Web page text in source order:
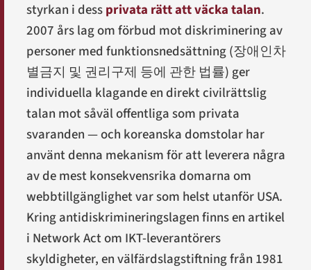
styrkan i dessprivata rätt att väcka talan.
2007 års lag om förbud mot diskriminering av
personer med funktionsnedsättning (장애인차
별금지 및 권리구제 등에 관한 법률) ger
individuella klagande en direkt civilrättslig
talan mot såväl offentliga som privata
svaranden — och koreanska domstolar har
använt denna mekanism för att leverera några
av de mest konsekvensrika domarna om
webbtillgänglighet var som helst utanför USA.
Kring antidiskrimineringslagen finns en artikel
i Network Act om IKT-leverantörers
skyldigheter, en välfärdslagstiftning från 1981